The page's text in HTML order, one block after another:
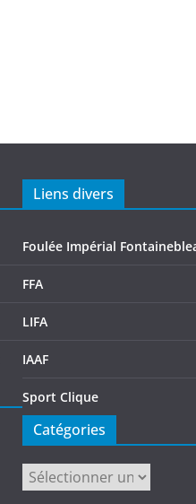
Liens divers
Foulée Impérial
FFA
LIFA
IAAF
Sport Clique
Catégories
Catégories